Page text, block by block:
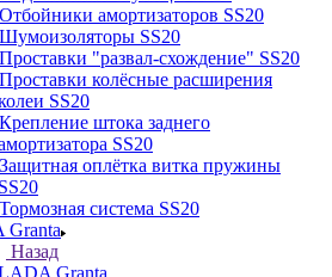
Отбойники амортизаторов SS20
Шумоизоляторы SS20
Проставки "развал-схождение" SS20
Проставки колёсные расширения
SS20
Крепление штока заднего
SS20
Защитная оплётка витка пружины
SS20
Тормозная система SS20
Назад
Granta